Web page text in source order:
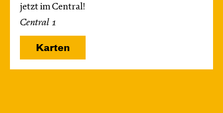
jetzt im Central!
Central 1
Karten